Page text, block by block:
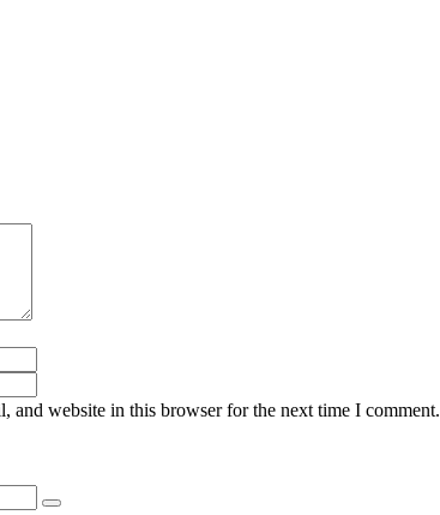
and website in this browser for the next time I comment.